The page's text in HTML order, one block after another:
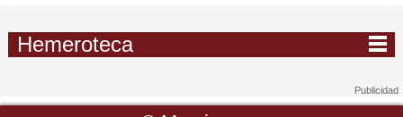
Hemeroteca